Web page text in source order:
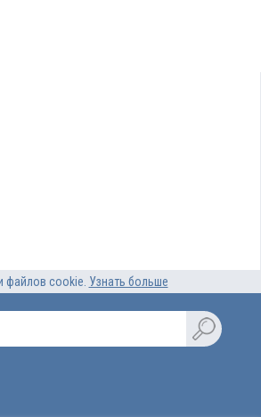
файлов cookie. Узнать больше